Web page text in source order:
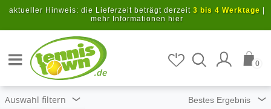
Zum Hauptinhalt springen
aktueller Hinweis: die Lieferzeit beträgt derzeit 3 bis 4 Werktage
mehr Informationen hier
.de
0
Auswahl filtern